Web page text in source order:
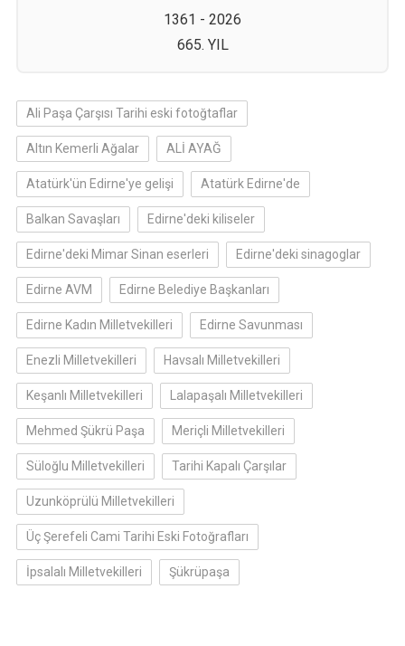
1361 - 2026
665. YIL
Ali Paşa Çarşısı Tarihi eski fotoğtaflar
Altın Kemerli Ağalar ALİ AYAĞ
Atatürk'ün Edirne'ye gelişi Atatürk Edirne'de
Balkan Savaşları Edirne'deki kiliseler
Edirne'deki Mimar Sinan eserleri Edirne'deki sinagoglar
Edirne AVM Edirne Belediye Başkanları
Edirne Kadın Milletvekilleri Edirne Savunması
Enezli Milletvekilleri Havsalı Milletvekilleri
Keşanlı Milletvekilleri Lalapaşalı Milletvekilleri
Mehmed Şükrü Paşa Meriçli Milletvekilleri
Süloğlu Milletvekilleri Tarihi Kapalı Çarşılar
Uzunköprülü Milletvekilleri
Üç Şerefeli Cami Tarihi Eski Fotoğrafları
İpsalalı Milletvekilleri Şükrüpaşa